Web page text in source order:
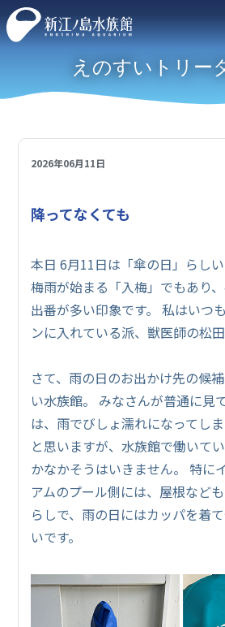
えのすいトリー
2026年06月11日
降ってなくても
本日 6月11日は「傘の日」らし
梅雨が始まる「入梅」でもあり
出番が多い印象です。 私はいつ
ンに入れている派、獣医師の松田
さて、雨の日のお出かけ先の候
い水族館。 みなさんが普通に見
は、雨でびしょ濡れになってし
と思いますが、水族館で働いて
かなかそうはいきません。 特に
アムのプール側には、屋根など
らしで、雨の日にはカッパを着
いです。